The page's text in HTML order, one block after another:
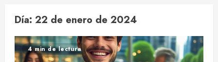
Día: 22 de enero de 2024
4 min de lectura